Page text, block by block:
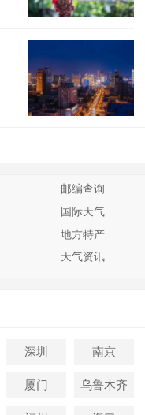
邮编查询
国际天气
地方特产
天气资讯
深圳 南京
厦门 乌鲁木齐